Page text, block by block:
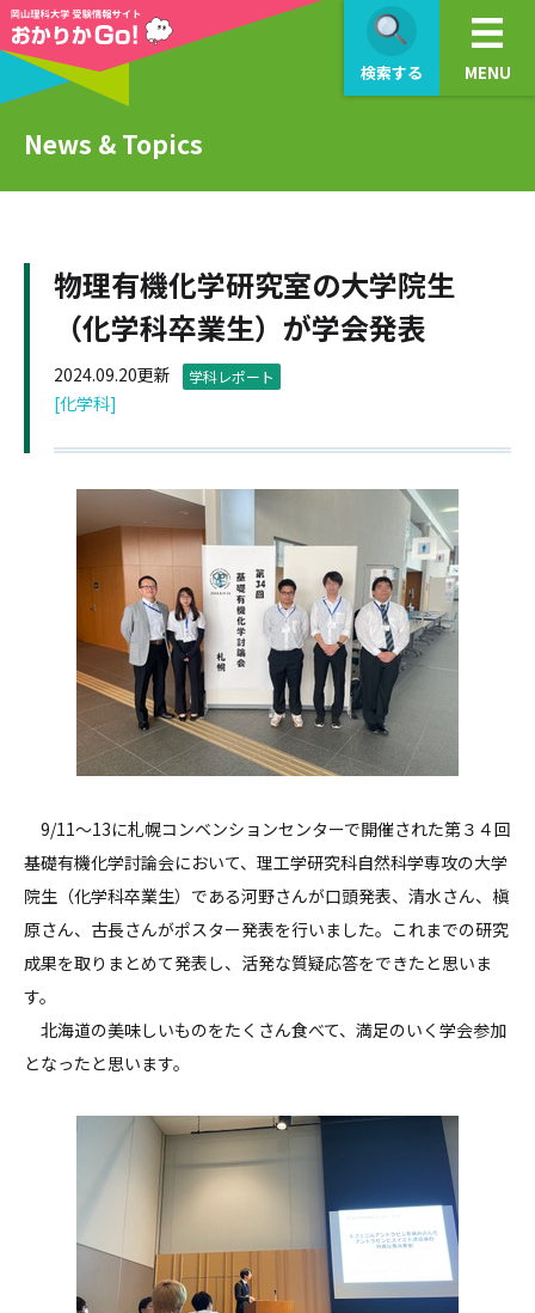
検索する MENU
News & Topics
物理有機化学研究室の大学院生
（化学科卒業生）が学会発表
2024.09.20更新 学科レポート
[化学科]
9/11〜13に札幌コンベンションセンターで開催された第３４回
基礎有機化学討論会において、理工学研究科自然科学専攻の大学
院生（化学科卒業生）である河野さんが口頭発表、清水さん、槇
原さん、古長さんがポスター発表を行いました。これまでの研究
成果を取りまとめて発表し、活発な質疑応答をできたと思いま
す。
北海道の美味しいものをたくさん食べて、満足のいく学会参加
となったと思います。